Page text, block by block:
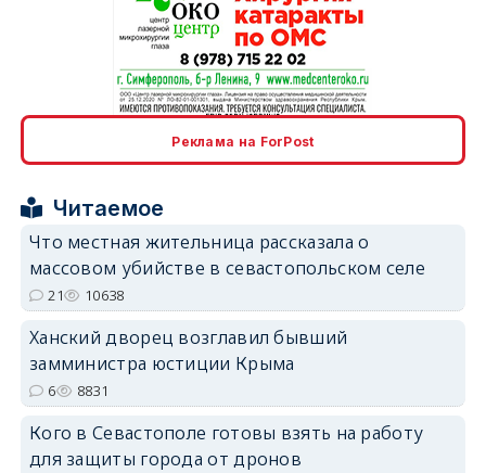
erid: 2SDnjcrDNw6
erid: 2SDnjdvhGXG
Реклама на ForPost
Читаемое
Что местная жительница рассказала о
массовом убийстве в севастопольском селе
21 10638
Ханский дворец возглавил бывший
замминистра юстиции Крыма
6 8831
Кого в Севастополе готовы взять на работу
для защиты города от дронов